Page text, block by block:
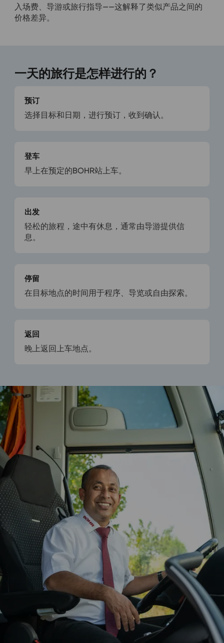
入场费、导游或旅行指导——这解释了类似产品之间的
价格差异。
一天的旅行是怎样进行的？
预订
选择目标和日期，进行预订，收到确认。
登车
早上在预定的BOHR站上车。
出发
轻松的旅程，途中有休息，通常由导游提供信
息。
停留
在目标地点的时间用于程序、导览或自由探索。
返回
晚上返回上车地点。